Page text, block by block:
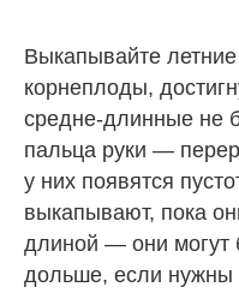
Выкапывайте летние
корнеплоды,
средне-длинные не
пальца руки —
у них появятся
выкапывают, пока
длиной — они могут
дольше, если нужны